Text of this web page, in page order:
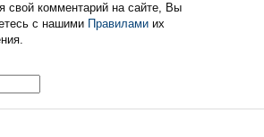
свой комментарий на сайте, Вы
с нашими Правилами их